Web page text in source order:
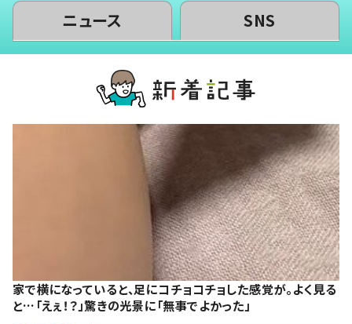
ニュース SNS
家で横になっていると、足にコチョコチョした感覚が。よく見る
と…「えぇ！？」驚きの光景に「無事でよかった」